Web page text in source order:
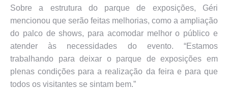
Sobre a estrutura do parque de exposições, Géri
mencionou que serão feitas melhorias, como a ampliação
do palco de shows, para acomodar melhor o público e
atender às necessidades do evento. “Estamos
trabalhando para deixar o parque de exposições em
plenas condições para a realização da feira e para que
todos os visitantes se sintam bem.”